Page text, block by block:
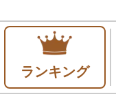
ランキング